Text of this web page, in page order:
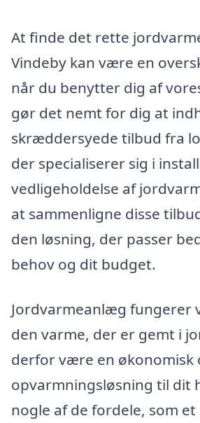
At finde det rette
Vindeby kan være en
når du benytter dig af
gør det nemt for dig at
skræddersyede tilbud fra
der specialiserer sig i
vedligeholdelse af
at sammenligne disse
den løsning, der passer
behov og dit budget.
Jordvarmeanlæg fungerer
den varme, der er gemt i
derfor være en økonomisk
opvarmningsløsning til dit
nogle af de fordele, som et